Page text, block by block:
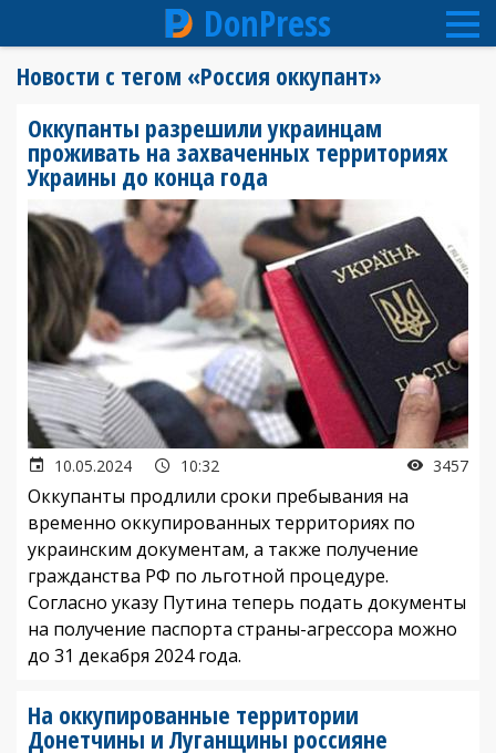
содержанию
DonPress
Новости с тегом «Россия оккупант»
Оккупанты разрешили украинцам
проживать на захваченных территориях
Украины до конца года
10.05.2024 10:32 3457
Оккупанты продлили сроки пребывания на
временно оккупированных территориях по
украинским документам, а также получение
гражданства РФ по льготной процедуре.
Согласно указу Путина теперь подать документы
на получение паспорта страны-агрессора можно
до 31 декабря 2024 года.
На оккупированные территории
Донетчины и Луганщины россияне